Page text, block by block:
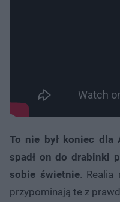
To nie był koniec dla
spadł on do drabinki
sobie świetnie. Realia
przypominają te z